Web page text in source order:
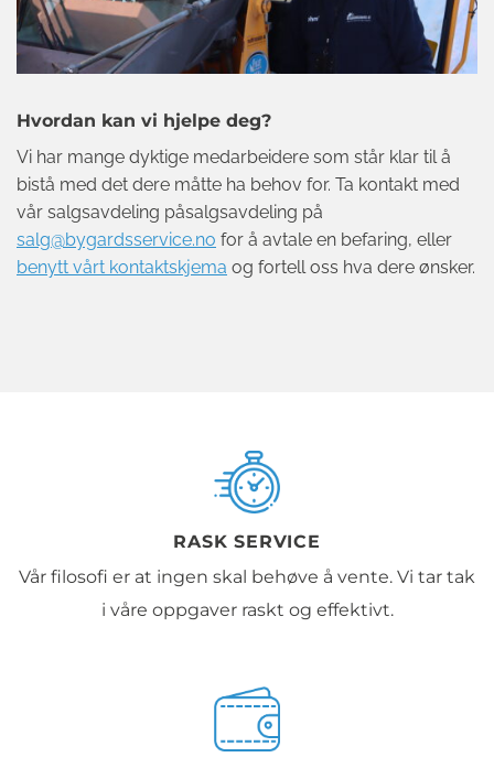
Hvordan kan vi hjelpe deg?
Vi har mange dyktige medarbeidere som står klar til å
bistå med det dere måtte ha behov for. Ta kontakt med
vår salgsavdeling påsalgsavdeling på
salg@bygardsservice.no for å avtale en befaring, eller
benytt vårt kontaktskjema og fortell oss hva dere ønsker.
RASK SERVICE
Vår filosofi er at ingen skal behøve å vente. Vi tar tak
i våre oppgaver raskt og effektivt.